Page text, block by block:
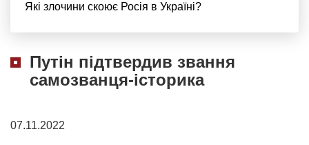
Які злочини скоює Росія в Україні?
Путін підтвердив звання
самозванця-історика
07.11.2022